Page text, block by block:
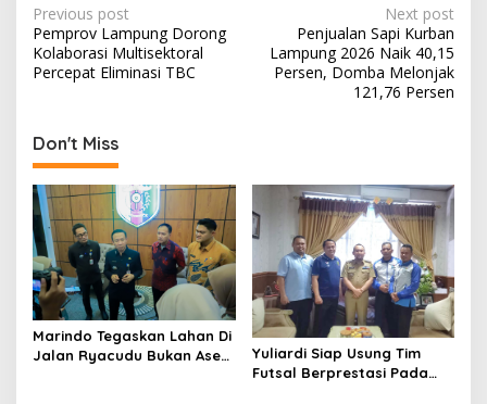
P
o
s
n
a
v
i
g
a
t
i
Previous post
Pemprov Lampung Dorong
Kolaborasi Multisektoral
Percepat Eliminasi TBC
Next post
Penjualan Sapi Kurban
Lampung 2026 Naik 40,15
Persen, Domba Melonjak
121,76 Persen
Don't Miss
Marindo Tegaskan Lahan Di
Jalan Ryacudu Bukan Aset
Yuliardi Siap Usung Tim
Futsal Berprestasi Pada